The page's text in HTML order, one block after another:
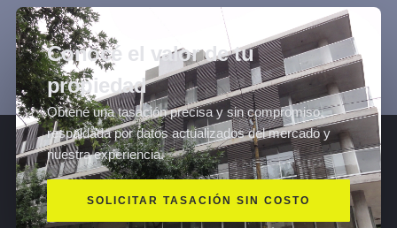
Conocé el valor de tu
propiedad
Obtené una tasación precisa y sin compromiso,
respaldada por datos actualizados del mercado y
nuestra experiencia.
SOLICITAR TASACIÓN SIN COSTO